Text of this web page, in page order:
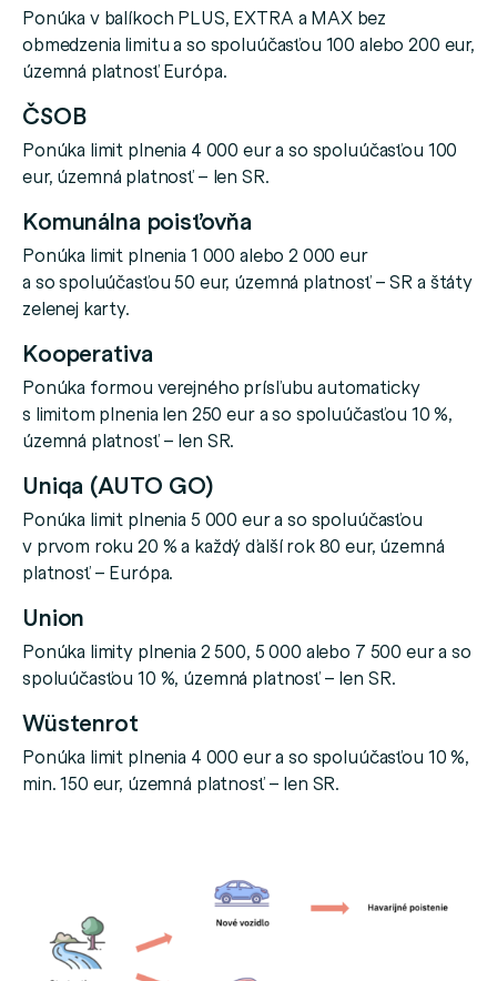
Ponúka v balíkoch PLUS, EXTRA a MAX bez
obmedzenia limitu a so spoluúčasťou 100 alebo 200 eur,
územná platnosť Európa.
ČSOB
Ponúka limit plnenia 4 000 eur a so spoluúčasťou 100
eur, územná platnosť – len SR.
Komunálna poisťovňa
Ponúka limit plnenia 1 000 alebo 2 000 eur
a so spoluúčasťou 50 eur, územná platnosť – SR a štáty
zelenej karty.
Kooperativa
Ponúka formou verejného prísľubu automaticky
s limitom plnenia len 250 eur a so spoluúčasťou 10 %,
územná platnosť – len SR.
Uniqa (AUTO GO)
Ponúka limit plnenia 5 000 eur a so spoluúčasťou
v prvom roku 20 % a každý ďalší rok 80 eur, územná
platnosť – Európa.
Union
Ponúka limity plnenia 2 500, 5 000 alebo 7 500 eur a so
spoluúčasťou 10 %, územná platnosť – len SR.
Wüstenrot
Ponúka limit plnenia 4 000 eur a so spoluúčasťou 10 %,
min. 150 eur, územná platnosť – len SR.